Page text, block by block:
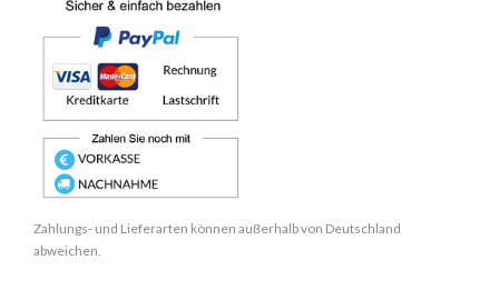
Zahlungs- und Lieferarten können außerhalb von Deutschland
abweichen.